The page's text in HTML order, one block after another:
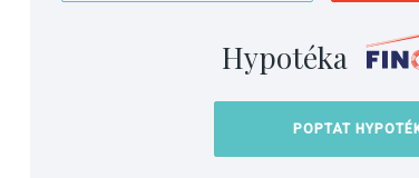
Hypotéka
POPTAT